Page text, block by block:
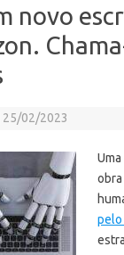
novo
25/02/2023
pelo